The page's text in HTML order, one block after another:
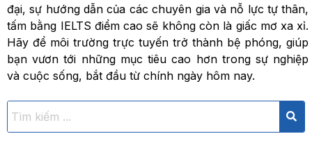
đại, sự hướng dẫn của các chuyên gia và nỗ lực tự thân,
tấm bằng IELTS điểm cao sẽ không còn là giấc mơ xa xỉ.
Hãy để môi trường trực tuyến trở thành bệ phóng, giúp
bạn vươn tới những mục tiêu cao hơn trong sự nghiệp
và cuộc sống, bắt đầu từ chính ngày hôm nay.